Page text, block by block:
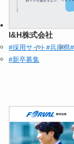
I&H株式会社
#採用サイト#兵庫県
#新卒募集